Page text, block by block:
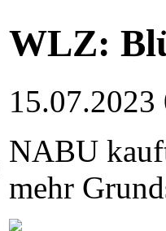
WLZ:
15.07.2023
NABU
mehr